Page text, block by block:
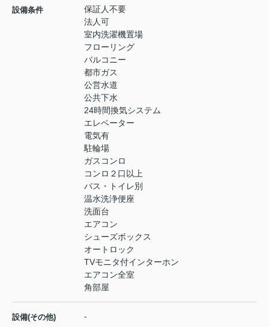
設備条件
保証人不要
法人可
室内洗濯機置場
フローリング
バルコニー
都市ガス
公営水道
公共下水
24時間換気システム
エレベーター
電気有
駐輪場
ガスコンロ
コンロ２口以上
バス・トイレ別
温水洗浄便座
洗面台
エアコン
シューズボックス
オートロック
TVモニタ付インターホン
エアコン全室
角部屋
設備(その他) -